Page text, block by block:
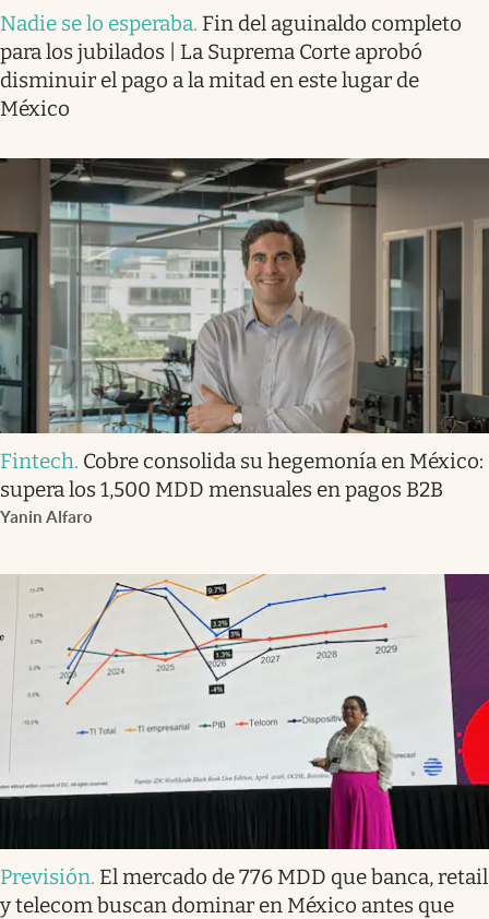
Nadie se lo esperaba. Fin del aguinaldo completo
para los jubilados | La Suprema Corte aprobó
disminuir el pago a la mitad en este lugar de
México
Fintech. Cobre consolida su hegemonía en México:
supera los 1,500 MDD mensuales en pagos B2B
Yanin Alfaro
Previsión. El mercado de 776 MDD que banca, retail
y telecom buscan dominar en México antes que